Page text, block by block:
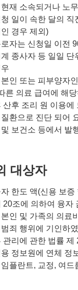
재 소속되거나 노
일이 속한 달의
경우 제외)
자는 신청일 이전
종사자 등 일일 단
인 또는 피부양자
른 의료 급여에 해
산후 조리 원 이용에
질환으로 진단 되어
보건소 등에서 발
대상자
한도 액(신용 보
20조에 의하여 융자
인 및 가족의 의료
죄 행위에 기인하
관리에 관한 법률
정보원에 연체 정
플란트, 교정, 여